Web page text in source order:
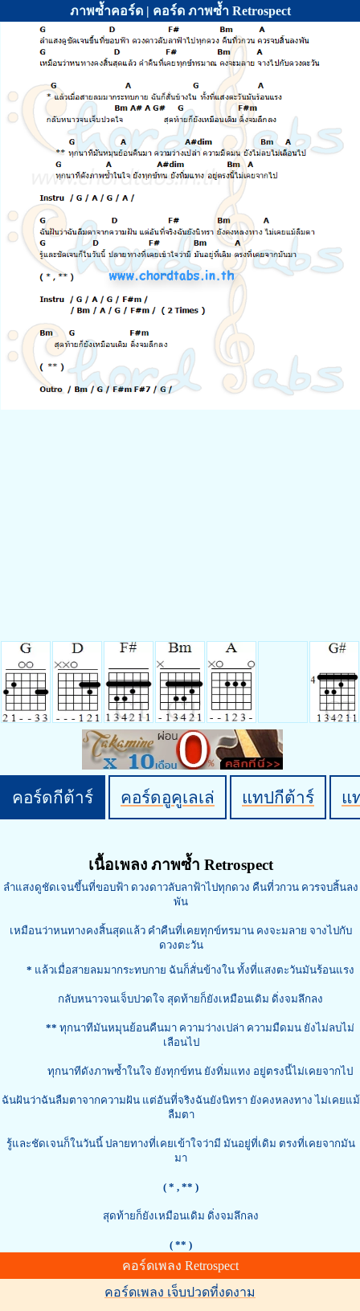
ภาพซ้ำคอร์ด | คอร์ด ภาพซ้ำ Retrospect
คอร์ดกีต้าร์ คอร์ดอูคูเลเล่ แทปกีต้าร์ แ
เนื้อเพลง ภาพซ้ำ Retrospect
ลำแสงดูชัดเจนขึ้นที่ขอบฟ้า ดวงดาวลับลาฟ้าไปทุกดวง คืนที่วกวน ควรจบสิ้นลง
พัน
เหมือนว่าหนทางคงสิ้นสุดแล้ว คำคืนที่เคยทุกข์ทรมาน คงจะมลาย จางไปกับ
ดวงตะวัน
* แล้วเมื่อสายลมมากระทบกาย ฉันก็สั่นข้างใน ทั้งที่แสงตะวันมันร้อนแรง
กลับหนาวจนเจ็บปวดใจ สุดท้ายก็ยังเหมือนเดิม ดิ่งจมลึกลง
** ทุกนาทีมันหมุนย้อนคืนมา ความว่างเปล่า ความมืดมน ยังไม่ลบไม่
เลือนไป
ทุกนาทีดังภาพซ้ำในใจ ยังทุกข์ทน ยังทิ่มแทง อยู่ตรงนี้ไม่เคยจากไป
ฉันฝันว่าฉันลืมตาจากความฝัน แต่อันที่จริงฉันยังนิทรา ยังคงหลงทาง ไม่เคยแม้
ลืมตา
รู้และชัดเจนก็ในวันนี้ ปลายทางที่เคยเข้าใจว่ามี มันอยู่ที่เดิม ตรงที่เคยจากมัน
มา
( * , ** )
สุดท้ายก็ยังเหมือนเดิม ดิ่งจมลึกลง
( ** )
คอร์ดเพลง Retrospect
คอร์ดเพลง เจ็บปวดที่งดงาม